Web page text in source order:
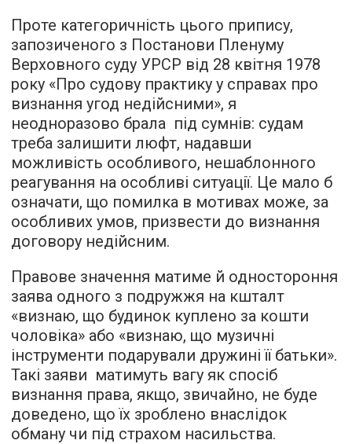
Проте категоричність цього припису,
запозиченого з Постанови Пленуму
Верховного суду УРСР від 28 квітня 1978
року «Про судову практику у справах про
визнання угод недійсними», я
неодноразово брала під сумнів: судам
треба залишити люфт, надавши
можливість особливого, нешаблонного
реагування на особливі ситуації. Це мало б
означати, що помилка в мотивах може, за
особливих умов, призвести до визнання
договору недійсним.
Правове значення матиме й одностороння
заява одного з подружжя на кшталт
«визнаю, що будинок куплено за кошти
чоловіка» або «визнаю, що музичні
інструменти подарували дружині її батьки».
Такі заяви матимуть вагу як спосіб
визнання права, якщо, звичайно, не буде
доведено, що їх зроблено внаслідок
обману чи під страхом насильства.